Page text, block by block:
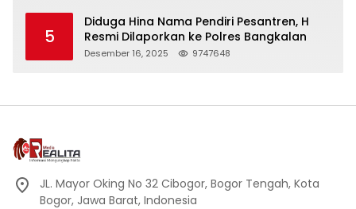
5
Diduga Hina Nama Pendiri Pesantren, H
Resmi Dilaporkan ke Polres Bangkalan
Desember 16, 2025 9747648
JL. Mayor Oking No 32 Cibogor, Bogor Tengah, Kota
Bogor, Jawa Barat, Indonesia